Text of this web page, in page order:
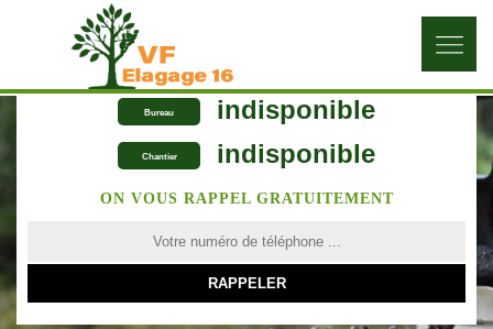
Bureau indisponible
Chantier indisponible
ON VOUS RAPPEL GRATUITEMENT